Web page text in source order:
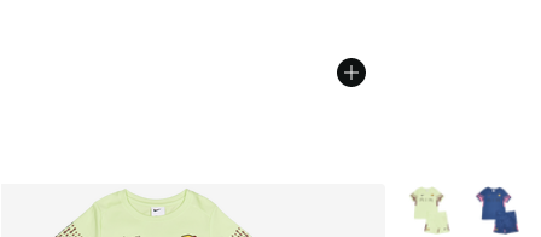
Plus de couleurs